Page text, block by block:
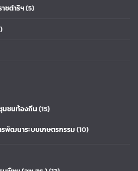
ชดำริฯ(5)
มชนท้องถิ่น(15)
พัฒนาระบบเกษตรกรรม(10)